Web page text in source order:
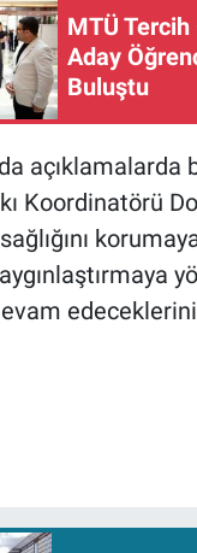
MTÜ
Aday
Buluştu
açıklamalarda
Koordinatörü